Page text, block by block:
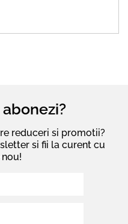
reduceri si promotii?
si fii la curent cu